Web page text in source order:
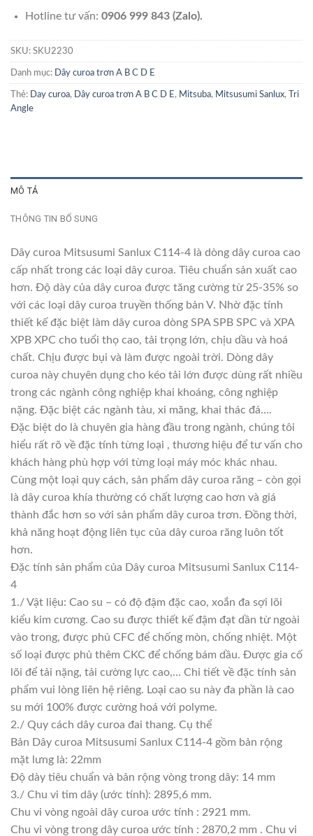
Hotline tư vấn: 0906 999 843 (Zalo).
SKU: SKU2230
Danh mục: Dây curoa trơn A B C D E
Thẻ: Day curoa, Dây curoa trơn A B C D E , Mitsuba, Mitsusumi Sanlux,
Tri
Angle
MÔ TẢ
THÔNG TIN BỔ SUNG
Dây curoa Mitsusumi Sanlux C114-4 là dòng dây curoa cao
cấp nhất trong các loại dây curoa. Tiêu chuẩn sản xuất cao
hơn. Độ dày của dây curoa được tăng cường từ 25-35% so
với các loại dây curoa truyền thống bản V. Nhờ đặc tính
thiết kế đặc biệt làm dây curoa dòng SPA SPB SPC và XPA
XPB XPC cho tuổi thọ cao, tải trọng lớn, chịu dầu và hoá
chất. Chịu được bụi và làm được ngoài trời. Dòng dây
curoa này chuyên dụng cho kéo tải lớn được dùng rất nhiều
trong các ngành công nghiệp khai khoáng, công nghiệp
nặng. Đặc biệt các ngành tàu, xi măng, khai thác đá….
Đặc biệt do là chuyên gia hàng đầu trong ngành, chúng tôi
hiểu rất rõ về đặc tính từng loại , thương hiệu để tư vấn cho
khách hàng phù hợp với từng loại máy móc khác nhau.
Cùng một loại quy cách, sản phẩm dây curoa răng – còn gọi
là dây curoa khía thường có chất lượng cao hơn và giá
thành đắc hơn so với sản phẩm dây curoa trơn. Đồng thời,
khả năng hoạt động liên tục của dây curoa răng luôn tốt
hơn.
Đặc tính sản phẩm của Dây curoa Mitsusumi Sanlux C114-
4
1./ Vật liệu: Cao su – có độ đậm đặc cao, xoắn đa sợi lõi
kiểu kim cương. Cao su được thiết kế đậm đạt dần từ ngoài
vào trong, được phủ CFC để chống mòn, chống nhiệt. Một
số loại được phủ thêm CKC để chống bám dầu. Được gia cố
lõi để tải nặng, tải cường lực cao,… Chi tiết về đặc tính sản
phẩm vui lòng liên hệ riêng. Loại cao su này đa phần là cao
su mới 100% được cường hoá với polyme.
2./ Quy cách dây curoa đai thang. Cụ thể
Bản Dây curoa Mitsusumi Sanlux C114-4 gồm bản rộng
mặt lưng là: 22mm
Độ dày tiêu chuẩn và bản rộng vòng trong dây: 14 mm
3./ Chu vi tim dây (ước tính): 2895,6 mm.
Chu vi vòng ngoài dây curoa ước tính : 2921 mm.
Chu vi vòng trong dây curoa ước tính : 2870,2 mm . Chu vi